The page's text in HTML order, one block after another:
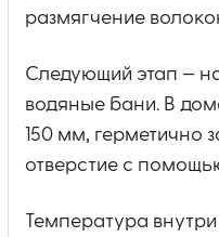
размягчение
Следующий этап —
водяные бани. В
150 мм, герметично
отверстие с
Температура